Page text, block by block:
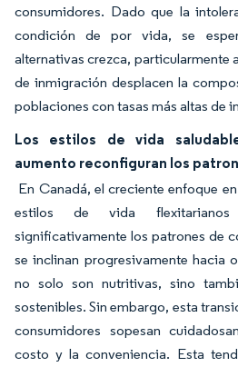
consumidores. Dado que la
condición de por vida, se
alternativas crezca, particularmente
de inmigración desplacen la
poblaciones con tasas más altas de
Los estilos de vida
aumento reconfiguran los
En Canadá, el creciente enfoque
estilos de vida flexitarianos
significativamente los patrones de
se inclinan progresivamente hacia
no solo son nutritivas, sino
sostenibles. Sin embargo, esta
consumidores sopesan
costo y la conveniencia. Esta